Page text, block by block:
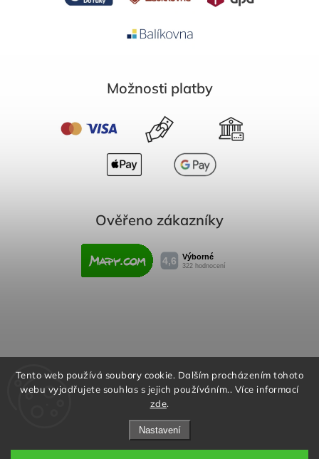
Tento web používá soubory cookie. Dalším procházením tohoto
webu vyjadřujete souhlas s jejich používáním.. Více informací
zde.
Nastavení
Možnosti platby
Ověřeno zákazníky
Obchodní podmínky
Reklamační řád
Podmínky ochrany osobních údajů